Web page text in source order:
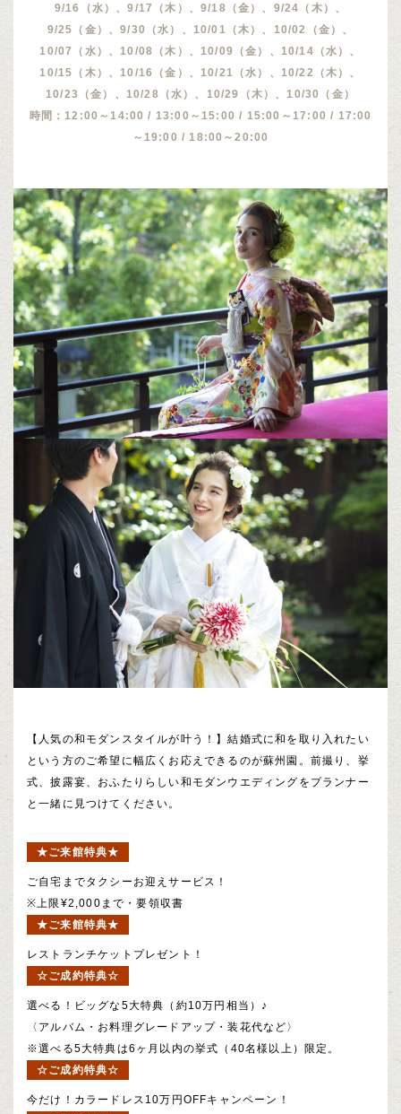
9/16（水）、9/17（木）、9/18（金）、9/24（木）、
9/25（金）、9/30（水）、10/01（木）、10/02（金）、
10/07（水）、10/08（木）、10/09（金）、10/14（水）、
10/15（木）、10/16（金）、10/21（水）、10/22（木）、
10/23（金）、10/28（水）、10/29（木）、10/30（金）
時間：12:00～14:00 / 13:00～15:00 / 15:00～17:00 / 17:00
～19:00 / 18:00～20:00
【人気の和モダンスタイルが叶う！】結婚式に和を取り入れたい
という方のご希望に幅広くお応えできるのが蘇州園。前撮り、挙
式、披露宴、おふたりらしい和モダンウエディングをプランナー
と一緒に見つけてください。
★ご来館特典★
ご自宅までタクシーお迎えサービス！
※上限¥2,000まで・要領収書
★ご来館特典★
レストランチケットプレゼント！
☆ご成約特典☆
選べる！ビッグな5大特典（約10万円相当）♪
〈アルバム・お料理グレードアップ・装花代など〉
※選べる5大特典は6ヶ月以内の挙式（40名様以上）限定。
☆ご成約特典☆
今だけ！カラードレス10万円OFFキャンペーン！